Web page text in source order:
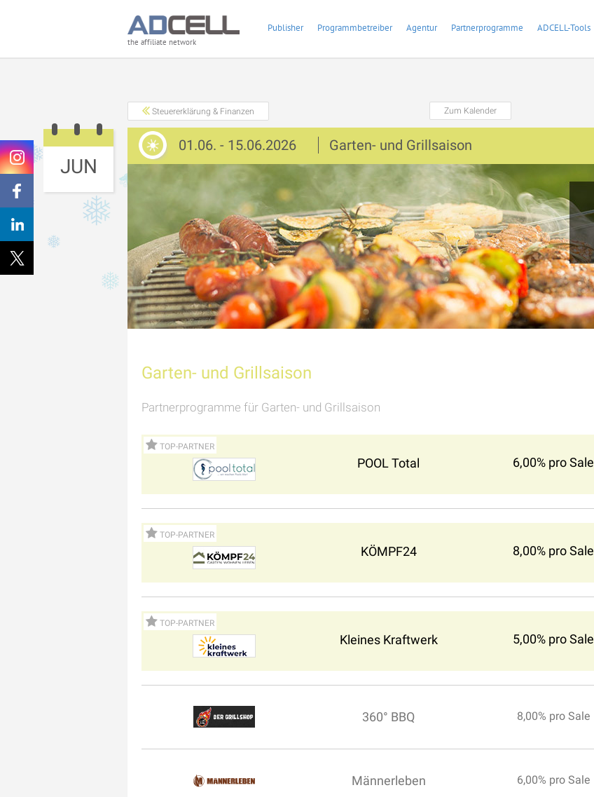
the affiliate network
Publisher Programmbetreiber Agentur Partnerprogramme ADCELL-Tools
JUN
Steuererklärung & Finanzen Zum Kalender
01.06. - 15.06.2026 Garten- und Grillsaison
Garten- und Grillsaison
Partnerprogramme für Garten- und Grillsaison
TOP-PARTNER
POOL Total 6,00% pro Sale
TOP-PARTNER
KÖMPF24 8,00% pro Sale
TOP-PARTNER
Kleines Kraftwerk 5,00% pro Sale
360° BBQ 8,00% pro Sale
Männerleben 6,00% pro Sale